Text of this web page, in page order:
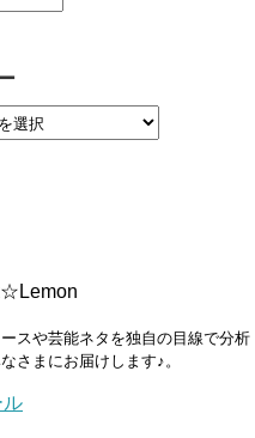
スや芸能ネタを独自の目線で分
さまにお届けします♪。
ル